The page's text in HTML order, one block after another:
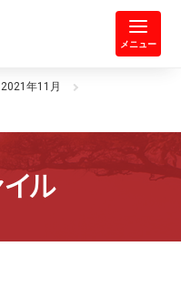
工会議所 | 人・祭り・城。
メニュー
2021年11月
ル